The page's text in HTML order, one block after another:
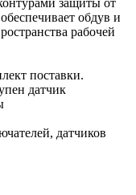
обдув и
рабочей
поставки.
датчик
датчиков